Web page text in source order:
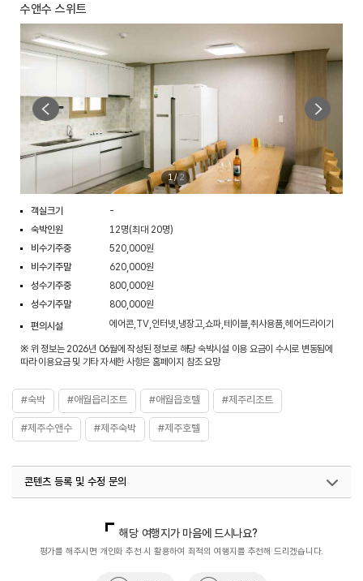
수앤수 스위트
1/2
객실크기
-
숙박인원
12명(최대 20명)
비수기주중
520,000원
비수기주말
620,000원
성수기주중
800,000원
성수기주말
800,000원
편의시설
에어콘,TV,인터넷,냉장고,쇼파,테이블,취사용품,헤어드라이기
※ 위 정보는 2026년 06월에 작성된 정보로 해당 숙박시설 이용 요금이 수시로 변동됨에
따라 이용요금 및 기타 자세한 사항은 홈페이지 참조 요망
#숙박 #애월읍리조트 #애월읍호텔 #제주리조트
#제주수앤수 #제주숙박 #제주호텔
콘텐츠 등록 및 수정 문의
해당 여행지가 마음에 드시나요?
평가를 해주시면 개인화 추천 시 활용하여 최적의 여행지를 추천해 드리겠습니다.